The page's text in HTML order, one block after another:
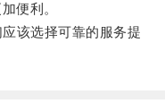
便利。
该选择可靠的服务提